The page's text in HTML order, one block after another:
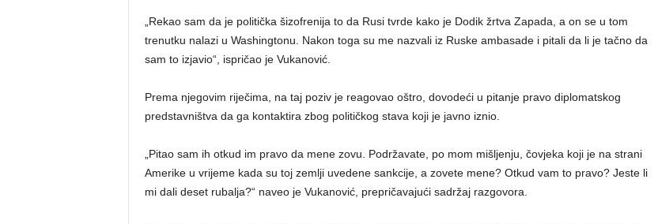
„Rekao sam da je politička šizofrenija to da Rusi tvrde kako je Dodik žrtva Zapada, a on se u tom
trenutku nalazi u Washingtonu. Nakon toga su me nazvali iz Ruske ambasade i pitali da li je tačno da
sam to izjavio“, ispričao je Vukanović.
Prema njegovim riječima, na taj poziv je reagovao oštro, dovodeći u pitanje pravo diplomatskog
predstavništva da ga kontaktira zbog političkog stava koji je javno iznio.
„Pitao sam ih otkud im pravo da mene zovu. Podržavate, po mom mišljenju, čovjeka koji je na strani
Amerike u vrijeme kada su toj zemlji uvedene sankcije, a zovete mene? Otkud vam to pravo? Jeste li
mi dali deset rubalja?“ naveo je Vukanović, prepričavajući sadržaj razgovora.